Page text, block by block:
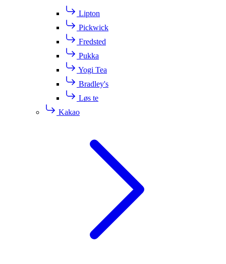
Lipton
Pickwick
Fredsted
Pukka
Yogi Tea
Bradley's
Løs te
Kakao